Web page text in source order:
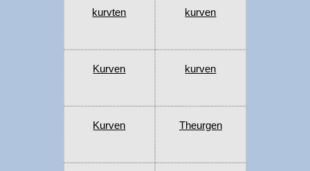
kurvten kurven
Kurven kurven
Kurven Theurgen